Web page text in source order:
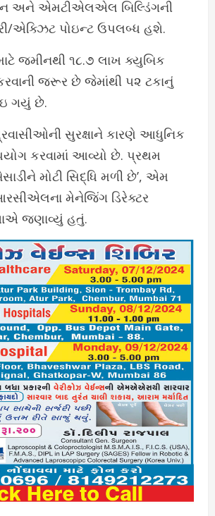
અને એમટીએલએલ બિલ્ડિંગની
એક્ઝિટ પોઇન્ટ ઉપલબ્ધ હશે.
જમીનથી ૧૮.૭ લાખ ક્યુબિક
જરૂર છે જેમાંથી ૫૨ ટકાનું
ગયું છે.
સુરક્ષાને કારણે આધુનિક
કરવામાં આવ્યો છે. પ્રથમ
મોટી સિદ્ધિ મળી છે’, એમ
મેનેજિંગ ડિરેક્ટર
જણાવ્યું હતું.